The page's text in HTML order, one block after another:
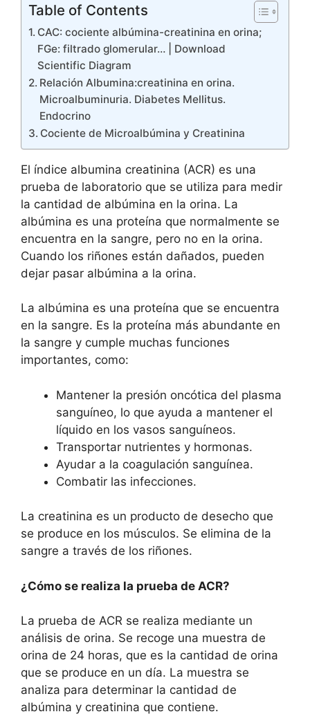
Table of Contents
CAC: cociente albúmina-creatinina en orina;
FGe: filtrado glomerular… | Download
Scientific Diagram
Relación Albumina:creatinina en orina.
Microalbuminuria. Diabetes Mellitus.
Endocrino
Cociente de Microalbúmina y Creatinina
El índice albumina creatinina (ACR) es una
prueba de laboratorio que se utiliza para medir
la cantidad de albúmina en la orina. La
albúmina es una proteína que normalmente se
encuentra en la sangre, pero no en la orina.
Cuando los riñones están dañados, pueden
dejar pasar albúmina a la orina.
La albúmina es una proteína que se encuentra
en la sangre. Es la proteína más abundante en
la sangre y cumple muchas funciones
importantes, como:
Mantener la presión oncótica del plasma
sanguíneo, lo que ayuda a mantener el
líquido en los vasos sanguíneos.
Transportar nutrientes y hormonas.
Ayudar a la coagulación sanguínea.
Combatir las infecciones.
La creatinina es un producto de desecho que
se produce en los músculos. Se elimina de la
sangre a través de los riñones.
¿Cómo se realiza la prueba de ACR?
La prueba de ACR se realiza mediante un
análisis de orina. Se recoge una muestra de
orina de 24 horas, que es la cantidad de orina
que se produce en un día. La muestra se
analiza para determinar la cantidad de
albúmina y creatinina que contiene.